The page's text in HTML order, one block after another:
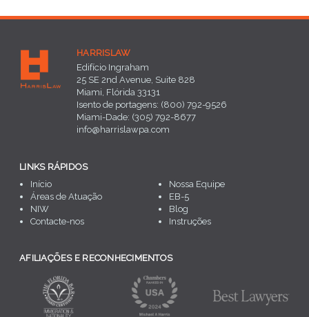
HARRISLAW
Edifício Ingraham
25 SE 2nd Avenue, Suite 828
Miami, Flórida 33131
Isento de portagens: (800) 792-9526
Miami-Dade: (305) 792-8677
info@harrislawpa.com
LINKS RÁPIDOS
Início
Nossa Equipe
Áreas de Atuação
EB-5
NIW
Blog
Contacte-nos
Instruções
AFILIAÇÕES E RECONHECIMENTOS